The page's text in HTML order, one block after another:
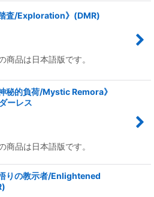
査/Exploration》(DMR)
商品は日本語版です。
秘的負荷/Mystic Remora》
ーレス
商品は日本語版です。
りの教示者/Enlightened